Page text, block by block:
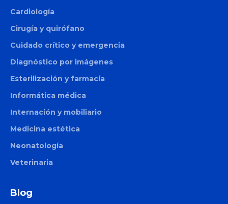
Cardiología
Cirugía y quirófano
Cuidado crítico y emergencia
Diagnóstico por imágenes
Esterilización y farmacia
Informática médica
Internación y mobiliario
Medicina estética
Neonatología
Veterinaria
Blog